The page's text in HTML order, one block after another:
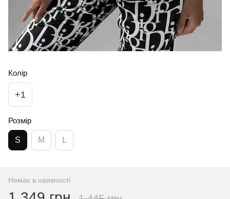
Колір
+1
Розмір
S M
Немає в наявності